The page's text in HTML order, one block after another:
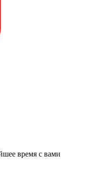
время с вами